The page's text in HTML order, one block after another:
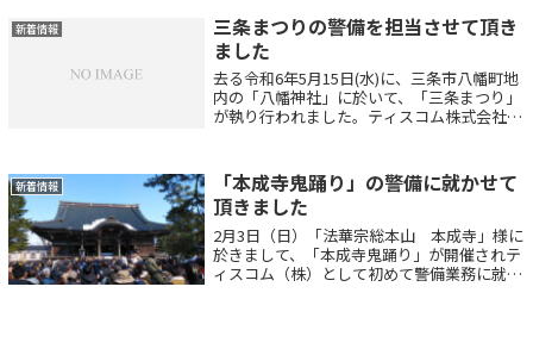
新着情報
三条まつりの警備を担当させて頂き
ました
去る令和6年5月15日(水)に、三条市八幡町地
内の「八幡神社」に於いて、「三条まつり」
が執り行われました。ティスコム株式会社も
この「三条まつり」は古くは1822...
新着情報
「本成寺鬼踊り」の警備に就かせて
頂きました
2月3日（日）「法華宗総本山 本成寺」様に
於きまして、「本成寺鬼踊り」が開催されテ
ィスコム（株）として初めて警備業務に就か